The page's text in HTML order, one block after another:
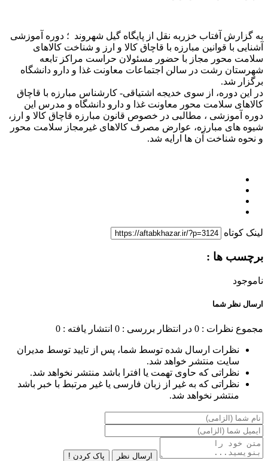
به گزارش آفتاب خزربه نقل از پایگاه گیل شهروند ؛ دوره آموزشی
آشنایی با قوانین مبارزه با قاچاق کالا و ارز و شناخت کالاهای
سلامت محور مجاز با حضور مسئولان حراست مراکز تابعه
شهرستان رشت در سالن اجتماعات معاونت غذا و دارو دانشگاه
برگزار شد.
در این دوره، از سوی خدیجه اشتیاقی- کارشناس مبارزه با قاچاق
کالاهای سلامت محور معاونت غذا و دارو دانشگاه و مدرس این
دوره آموزشی ، مطالبی در خصوص قانون مبارزه قاچاق کالا و ارز،
شیوه های مبارزه، عوارض مصرف کالاهای غیرمجاز سلامت محور
و نحوه شناخت آن ها ارایه شد.
لینک کوتاه
برچسب ها :
ناموجود
ارسال نظر شما
مجموع نظرات : 0 در انتظار بررسی : 0 انتشار یافته : 0
نظرات ارسال شده توسط شما، پس از تایید توسط مدیران
سایت منتشر خواهد شد.
نظراتی که حاوی تهمت یا افترا باشد منتشر نخواهد شد.
نظراتی که به غیر از زبان فارسی یا غیر مرتبط با خبر باشد
منتشر نخواهد شد.
ارسال نظر پاک کردن !